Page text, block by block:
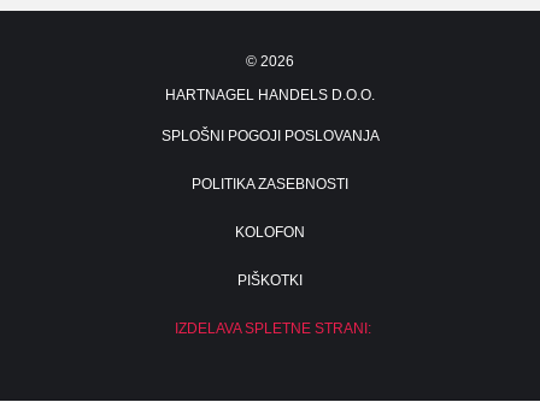
© 2026
HARTNAGEL HANDELS D.O.O.
SPLOŠNI POGOJI POSLOVANJA
POLITIKA ZASEBNOSTI
KOLOFON
PIŠKOTKI
IZDELAVA SPLETNE STRANI: